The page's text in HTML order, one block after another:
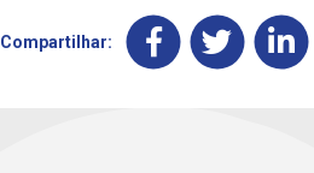
Compartilhar: